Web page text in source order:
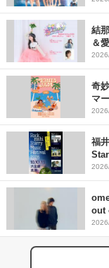
＞
結
＆
奇
マ
早
福
out